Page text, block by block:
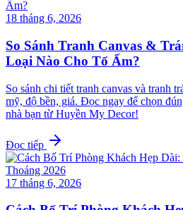
18 tháng 6, 2026
So Sánh Tranh Canvas &
Loại Nào Cho Tổ Ấm?
So sánh chi tiết tranh canvas và tranh
mỹ, độ bền, giá. Đọc ngay để chọn
nhà bạn từ Huyền My Decor!
Đọc tiếp
17 tháng 6, 2026